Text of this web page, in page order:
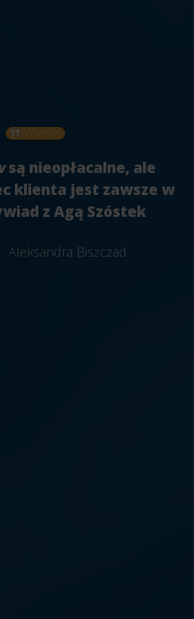
WYWIADY
są nieopłacalne, ale
klienta jest zawsze w
z Agą Szóstek
Aleksandra Biszczad